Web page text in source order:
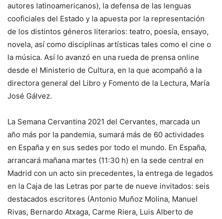
autores latinoamericanos), la defensa de las lenguas
cooficiales del Estado y la apuesta por la representación
de los distintos géneros literarios: teatro, poesía, ensayo,
novela, así como disciplinas artísticas tales como el cine o
la música. Así lo avanzó en una rueda de prensa online
desde el Ministerio de Cultura, en la que acompañó a la
directora general del Libro y Fomento de la Lectura, María
José Gálvez.
La Semana Cervantina 2021 del Cervantes, marcada un
año más por la pandemia, sumará más de 60 actividades
en España y en sus sedes por todo el mundo. En España,
arrancará mañana martes (11:30 h) en la sede central en
Madrid con un acto sin precedentes, la entrega de legados
en la Caja de las Letras por parte de nueve invitados: seis
destacados escritores (Antonio Muñoz Molina, Manuel
Rivas, Bernardo Atxaga, Carme Riera, Luis Alberto de